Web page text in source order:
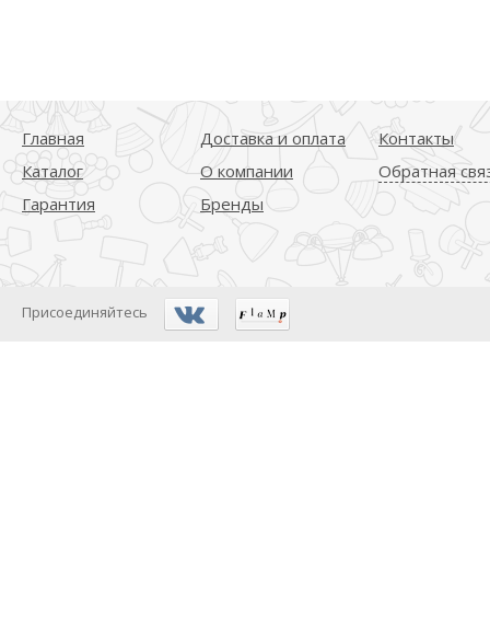
Главная
Каталог
Гарантия
Доставка и оплата
О компании
Бренды
Контакты
Обратная
Присоединяйтесь